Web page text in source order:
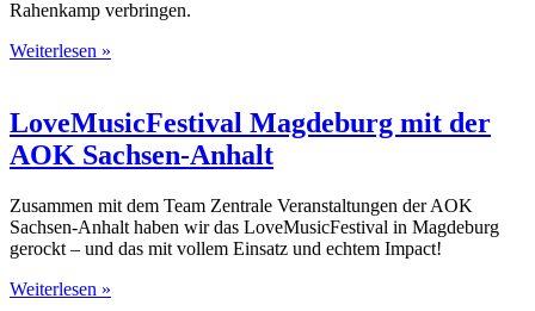
Rahenkamp verbringen.
Weiterlesen »
LoveMusicFestival Magdeburg mit der
AOK Sachsen-Anhalt
Zusammen mit dem Team Zentrale Veranstaltungen der AOK
Sachsen-Anhalt haben wir das LoveMusicFestival in Magdeburg
gerockt – und das mit vollem Einsatz und echtem Impact!
Weiterlesen »